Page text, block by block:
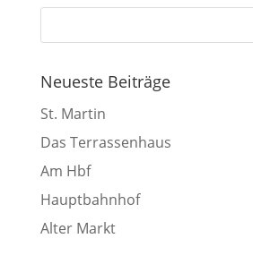
Neueste Beiträge
St. Martin
Das Terrassenhaus
Am Hbf
Hauptbahnhof
Alter Markt